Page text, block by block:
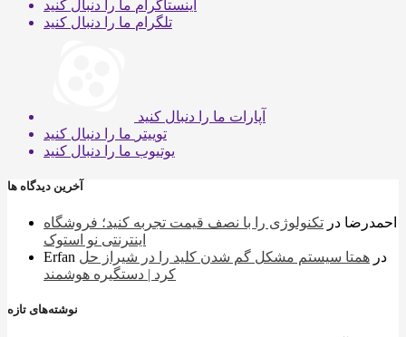
اینستاگرام ما را دنبال کنید
تلگرام ما را دنبال کنید
آپارات ما را دنبال کنید
توییتر ما را دنبال کنید
یوتیوب ما را دنبال کنید
آخرین دیدگاه ها
احمدرضا در تکنولوژی را با نصف قیمت تجربه کنید؛ فروشگاه
اینترنتی نو استوک
Erfan
در همتا سیستم مشکل گم شدن کلید را در شیراز حل
کرد | دستگیره هوشمند
نوشته‌های تازه